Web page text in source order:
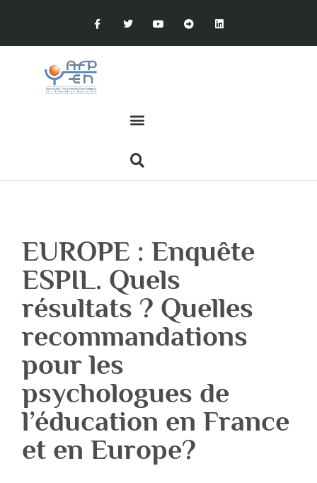
EUROPE : Enquête
ESPIL. Quels
résultats ? Quelles
recommandations
pour les
psychologues de
l’éducation en France
et en Europe?